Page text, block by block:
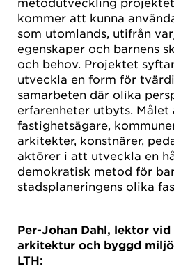
kommer att kunna
som utomlands, utifrån
egenskaper och barnens
och behov. Projektet
utveckla en form för
samarbeten där olika
erfarenheter utbyts. Målet
fastighetsägare,
arkitekter, konstnärer,
aktörer i att utveckla en
demokratisk metod för
stadsplaneringens olika
Per-Johan Dahl, lektor
arkitektur och byggd
LTH: